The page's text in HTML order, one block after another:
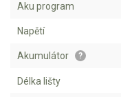
Aku AL-KO
Aku program
Napětí
Akumulátor ?
Délka lišty